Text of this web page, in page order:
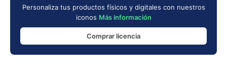
Personaliza tus productos físicos y digitales con nuestros
iconos Más información
Comprar licencia